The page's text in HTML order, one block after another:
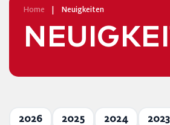
Home Neuigkeiten
2026 2025 2024 2023